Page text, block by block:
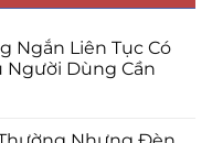
Ngắn Liên Tục Có
Người Dùng Cần